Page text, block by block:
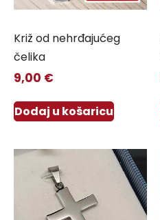
Križ od nehrđajućeg
čelika
9,00 €
Dodaj u košaricu